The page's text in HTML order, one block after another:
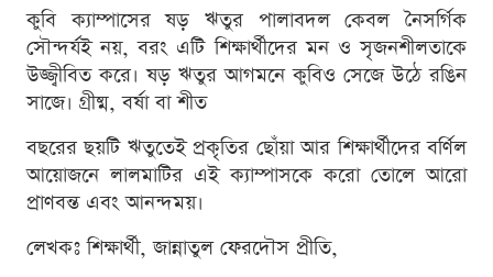
কুবি ক্যাম্পাসের ষড় ঋতুর পালাবদল কেবল নৈসর্গিক
সৌন্দর্যই নয়, বরং এটি শিক্ষার্থীদের মন ও সৃজনশীলতাকে
উজ্জ্বীবিত করে। ষড় ঋতুর আগমনে কুবিও সেজে উঠে রঙিন
সাজে। গ্রীষ্ম, বর্ষা বা শীত
বছরের ছয়টি ঋতুতেই প্রকৃতির ছোঁয়া আর শিক্ষার্থীদের বর্ণিল
আয়োজনে লালমাটির এই ক্যাম্পাসকে করো তোলে আরো
প্রাণবন্ত এবং আনন্দময়।
লেখকঃ শিক্ষার্থী, জান্নাতুল ফেরদৌস প্রীতি,